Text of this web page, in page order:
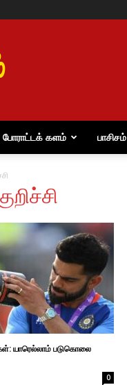
போராட்டக் களம் பாசிசம்
யாரெல்லாம் படுகொலை
0